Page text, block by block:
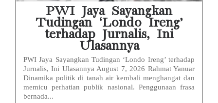
PWI Jaya Sayangkan
Tudingan ‘Londo Ireng’
terhadap Jurnalis, Ini
Ulasannya
PWI Jaya Sayangkan Tudingan ‘Londo Ireng’ terhadap
Jurnalis, Ini Ulasannya August 7, 2026 Rahmat Yanuar
Dinamika politik di tanah air kembali menghangat dan
memicu perhatian publik nasional. Penggunaan frasa
bernada...